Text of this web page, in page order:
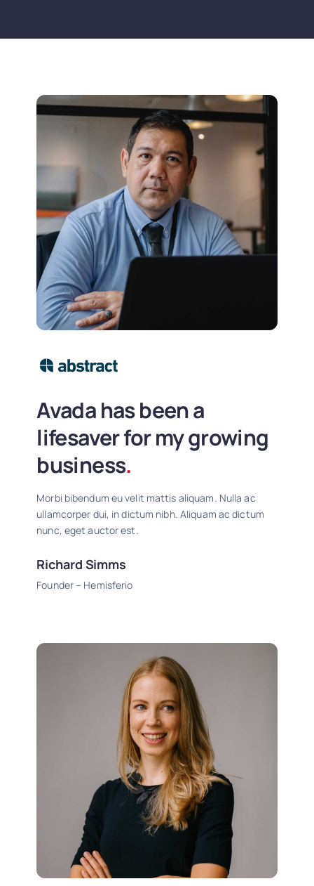
Avada has been a
lifesaver for my growing
business.
Morbi bibendum eu velit mattis aliquam. Nulla ac
ullamcorper dui, in dictum nibh. Aliquam ac dictum
nunc, eget auctor est.
Richard Simms
Founder – Hemisferio